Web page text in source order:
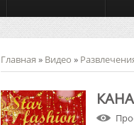
Главная » Видео »